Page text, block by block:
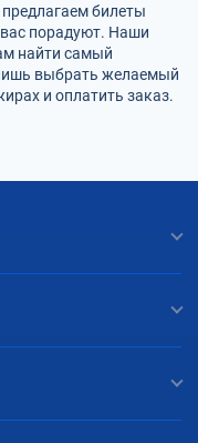
билеты
порадуют. Наши
найти самый
выбрать желаемый
и оплатить заказ.